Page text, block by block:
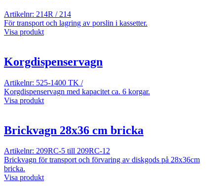
Artikelnr: 214R / 214
För transport och lagring av porslin i kassetter.
Visa produkt
Korgdispenservagn
Artikelnr: 525-1400 TK /
Korgdispenservagn med kapacitet ca. 6 korgar.
Visa produkt
Brickvagn 28x36 cm bricka
Artikelnr: 209RC-5 till 209RC-12
Brickvagn för transport och förvaring av diskgods på 28x36cm
bricka.
Visa produkt